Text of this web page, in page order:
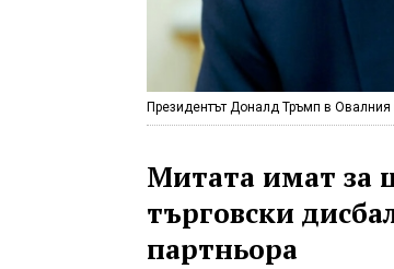
Президентът Доналд Тръмп в
Митата имат за
търговски
партньора